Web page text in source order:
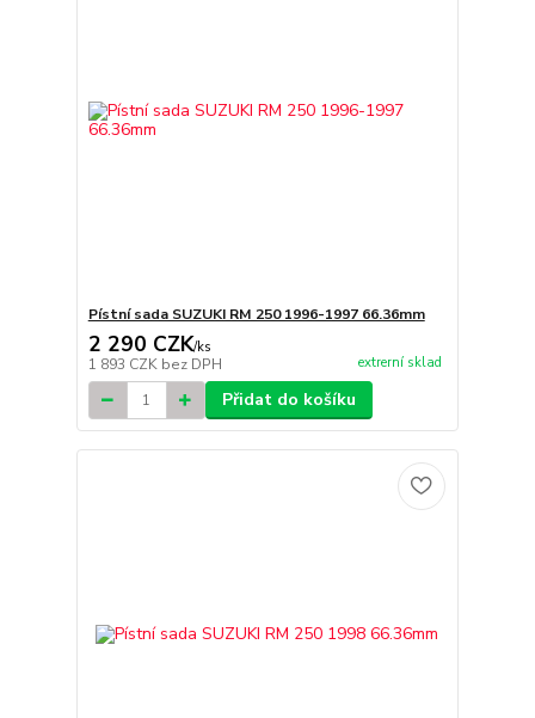
Pístní sada SUZUKI RM 250 1996-1997 66.36mm
2 290 CZK/ks
1 893 CZK bez DPH extrerní sklad
Přidat do košíku